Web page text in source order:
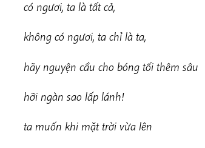
có ngươi, ta là tất cả,
không có ngươi, ta chỉ là ta,
hãy nguyện cầu cho bóng tối thêm sâu
hỡi ngàn sao lấp lánh!
ta muốn khi mặt trời vừa lên